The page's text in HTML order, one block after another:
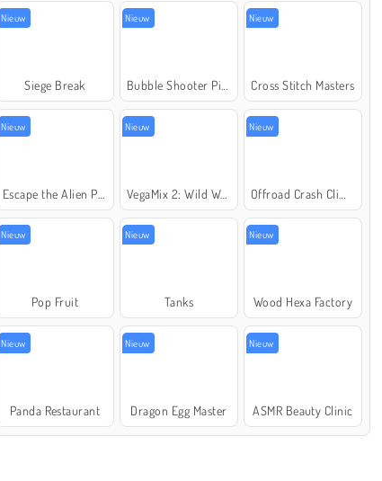
Nieuw
Siege Break
Nieuw Nieuw
Cross Stitch Masters
Nieuw Nieuw
VegaMix 2: Wild West
Nieuw
Nieuw
Pop Fruit
Nieuw
Tanks
Nieuw
Wood Hexa Factory
Nieuw
Panda Restaurant
Nieuw
Dragon Egg Master
Nieuw
ASMR Beauty Clinic